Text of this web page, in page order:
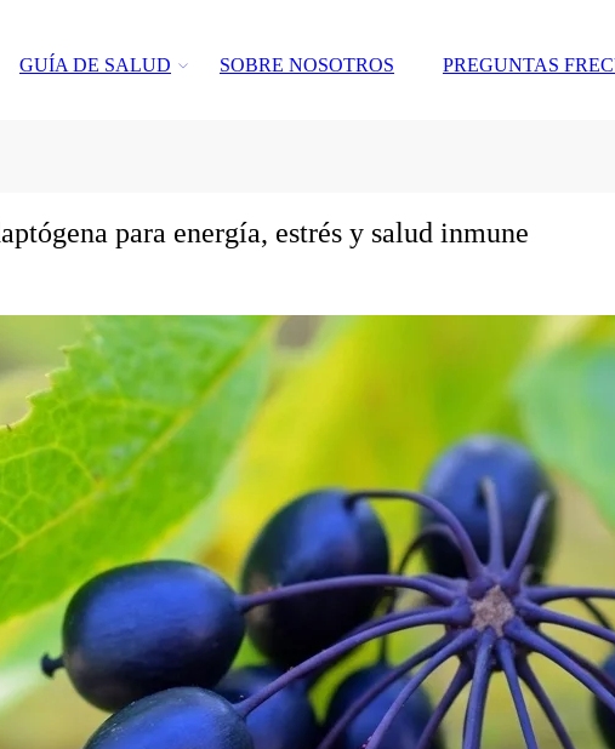
GUÍA DE SALUD SOBRE NOSOTROS PREGUNTAS
para energía, estrés y salud inmune